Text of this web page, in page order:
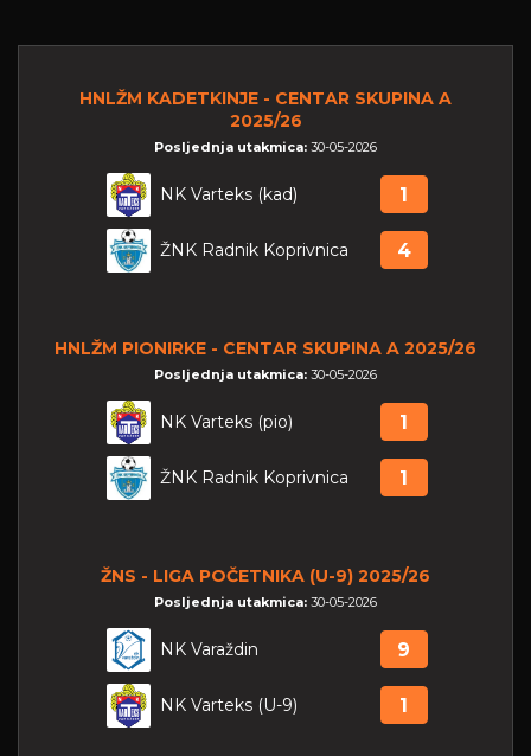
HNLŽM KADETKINJE - CENTAR SKUPINA A
2025/26
Posljednja utakmica: 30-05-2026
NK Varteks (kad) 1
ŽNK Radnik Koprivnica 4
HNLŽM PIONIRKE - CENTAR SKUPINA A 2025/26
Posljednja utakmica: 30-05-2026
NK Varteks (pio) 1
ŽNK Radnik Koprivnica 1
ŽNS - LIGA POČETNIKA (U-9) 2025/26
Posljednja utakmica: 30-05-2026
NK Varaždin 9
NK Varteks (U-9) 1